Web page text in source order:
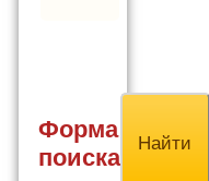
Форма
поиска